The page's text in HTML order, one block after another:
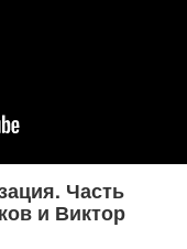
Часть
и Виктор